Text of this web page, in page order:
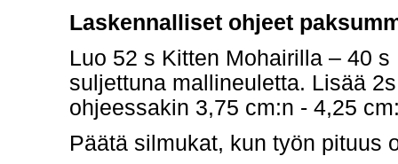
Laskennalliset ohjeet
Luo 52 s Kitten Mohairilla – 40
suljettuna mallineuletta. Lisää
ohjeessakin 3,75 cm:n - 4,25
Päätä silmukat, kun työn pituus